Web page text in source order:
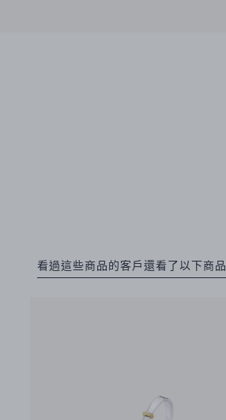
看過這些商品的客戶還看了以下商品